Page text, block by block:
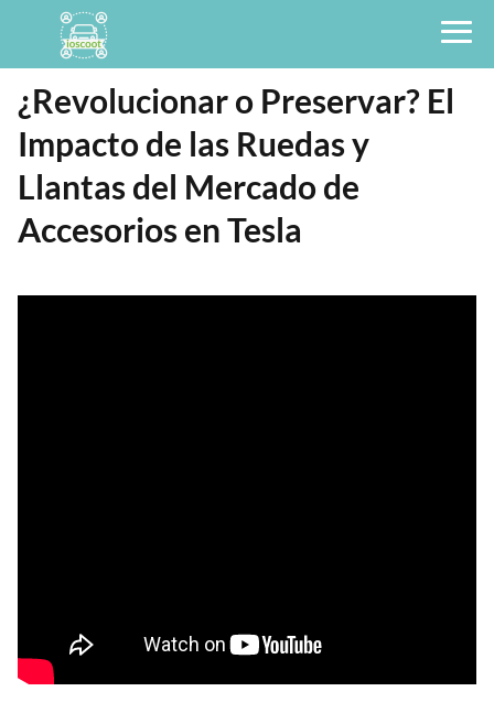
¿Revolucionar o Preservar? El
Impacto de las Ruedas y
Llantas del Mercado de
Accesorios en Tesla